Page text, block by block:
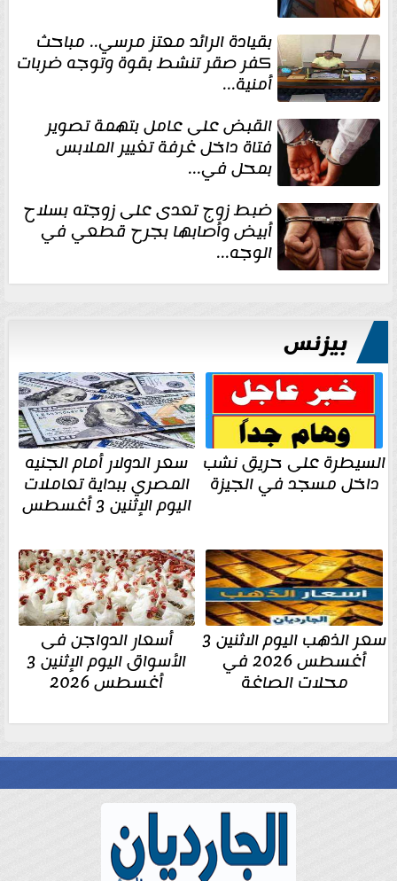
بقيادة الرائد معتز مرسي.. مباحث
كفر صقر تنشط بقوة وتوجه ضربات
أمنية...
القبض على عامل بتهمة تصوير
فتاة داخل غرفة تغيير الملابس
بمحل في...
ضبط زوج تعدى على زوجته بسلاح
أبيض وأصابها بجرح قطعي في
الوجه...
بيزنس
السيطرة على حريق نشب
داخل مسجد في الجيزة
سعر الدولار أمام الجنيه
المصري ببداية تعاملات
اليوم الإثنين 3 أغسطس
سعر الذهب اليوم الاثنين 3
أغسطس 2026 في
محلات الصاغة
أسعار الدواجن فى
الأسواق اليوم الإثنين 3
أغسطس 2026